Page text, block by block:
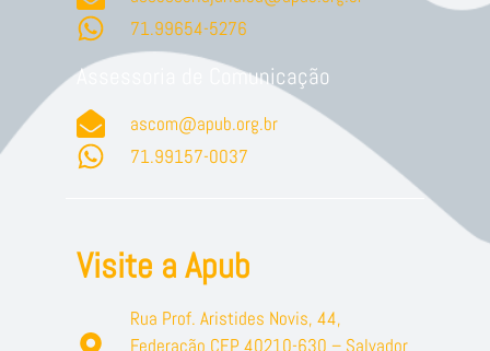
71.99654-5276
Assessoria de Comunicação
ascom@apub.org.br
71.99157-0037
Visite a Apub
Rua Prof. Aristides Novis, 44,
Federação CEP 40210-630 – Salvador